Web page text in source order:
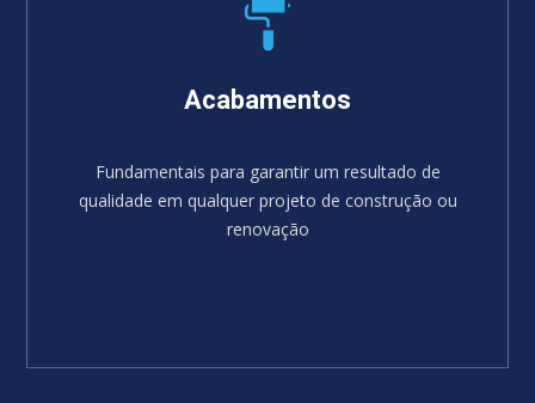
Acabamentos
Fundamentais para garantir um resultado de
qualidade em qualquer projeto de construção ou
renovação